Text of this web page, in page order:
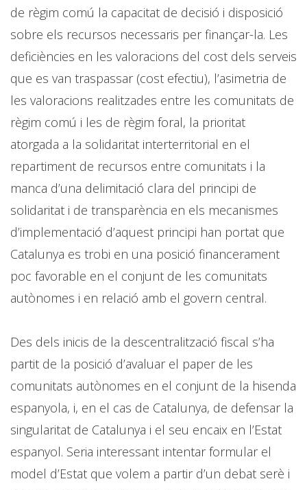
de règim comú la capacitat de decisió i disposició
sobre els recursos necessaris per finançar-la. Les
deficiències en les valoracions del cost dels serveis
que es van traspassar (cost efectiu), l’asimetria de
les valoracions realitzades entre les comunitats de
règim comú i les de règim foral, la prioritat
atorgada a la solidaritat interterritorial en el
repartiment de recursos entre comunitats i la
manca d’una delimitació clara del principi de
solidaritat i de transparència en els mecanismes
d’implementació d’aquest principi han portat que
Catalunya es trobi en una posició financerament
poc favorable en el conjunt de les comunitats
autònomes i en relació amb el govern central.
Des dels inicis de la descentralització fiscal s’ha
partit de la posició d’avaluar el paper de les
comunitats autònomes en el conjunt de la hisenda
espanyola, i, en el cas de Catalunya, de defensar la
singularitat de Catalunya i el seu encaix en l’Estat
espanyol. Seria interessant intentar formular el
model d’Estat que volem a partir d’un debat serè i